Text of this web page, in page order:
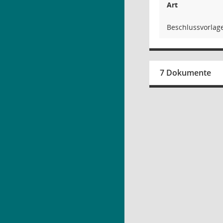
Art
7 Dokumente